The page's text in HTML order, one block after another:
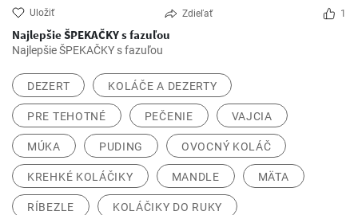
Uložiť Zdieľať 1
Najlepšie ŠPEKAČKY s fazuľou
Najlepšie ŠPEKAČKY s fazuľou
DEZERT KOLÁČE A DEZERTY
PRE TEHOTNÉ PEČENIE VAJCIA
MÚKA PUDING OVOCNÝ KOLÁČ
KREHKÉ KOLÁČIKY MANDLE MÄTA
RÍBEZLE KOLÁČIKY DO RUKY